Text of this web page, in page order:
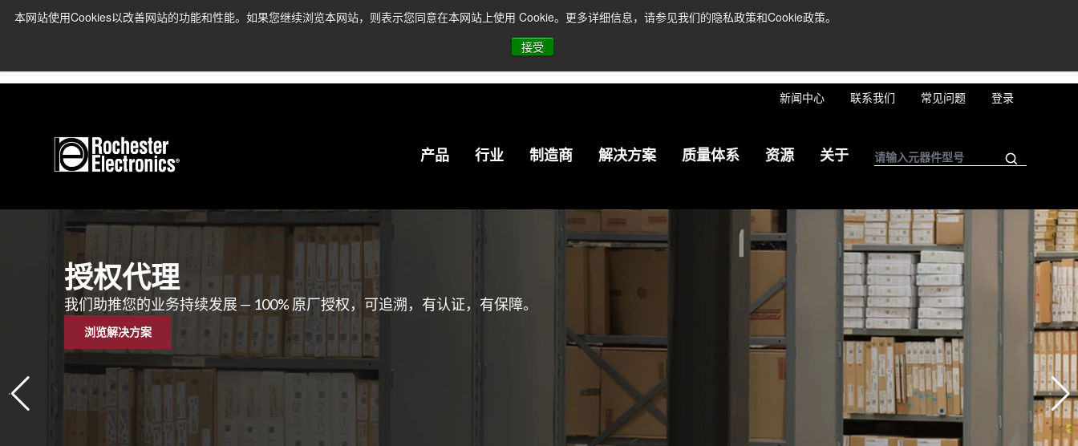
本网站使用Cookies以改善网站的功能和性能。如果您继续浏览本网站，则表示您同意在本网站上使用 Cookie。更多详细信息，请参见我们的隐私政策和Cookie政策。
接受
RE Store中国在线商城焕新升级，快来解锁全新体验！『点击查看购物指南』
▶人民币交易 ▶增值税发票 ▶国际快递+清关服务 ▶限时包邮
请联系我们的客户支持团队，您可以发送您的问题至: CN-REstore@rocelec.com、拨打电话: 021-62881465。
新闻中心 联系我们 常见问题 登录
产品 行业 制造商 解决方案 质量体系 资源 关于
授权代理
我们助推您的业务持续发展 — 100% 原厂授权，可追溯，有认证，有保障。
浏览解决方案